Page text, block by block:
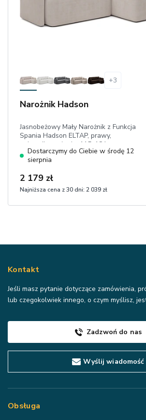
+3
Narożnik Hadson
Jasnobeżowy Mały Narożnik z Funkcja
Spania Hadson ELTAP, prawy,
pojemnik, posłanie: 115x184 cm,
poduszki ozdobne, mechanizm DL,
przyjemny w dotyku sztruks
Dostarczymy do Ciebie w środę 12
sierpnia
2 179 zł
Najniższa cena z 30 dni: 2 039 zł
Kontakt
Jeśli masz pytanie dotyczące zamówienia,
lub czegokolwiek innego, o czym myślisz,
Zadzwoń do nas
Wyślij wiadomość
Obsługa